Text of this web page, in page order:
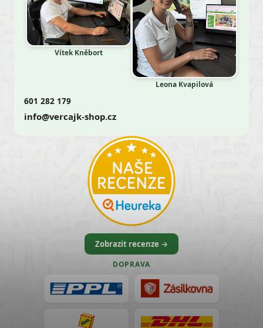
Vítek Kněbort
Leona Kvapilová
601 282 179
info@vercajk-shop.cz
Zobrazit recenze →
DOPRAVA